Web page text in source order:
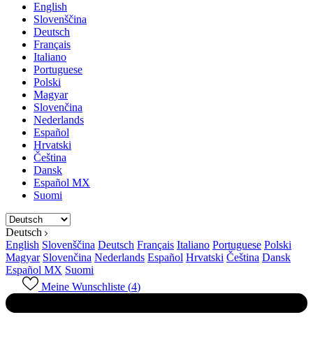
English
Slovenščina
Deutsch
Français
Italiano
Portuguese
Polski
Magyar
Slovenčina
Nederlands
Español
Hrvatski
Čeština
Dansk
Español MX
Suomi
Deutsch
English Slovenščina Deutsch Français Italiano Portuguese Polski
Magyar Slovenčina Nederlands Español Hrvatski Čeština Dansk
Español MX Suomi
Meine Wunschliste (4)